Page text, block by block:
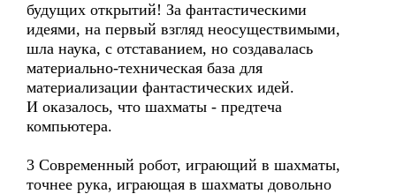
будущих открытий! За фантастическими
идеями, на первый взгляд неосуществимыми,
шла наука, с отставанием, но создавалась
материально-техническая база для
материализации фантастических идей.
И оказалось, что шахматы - предтеча
компьютера.
3 Современный робот, играющий в шахматы,
точнее рука, играющая в шахматы довольно